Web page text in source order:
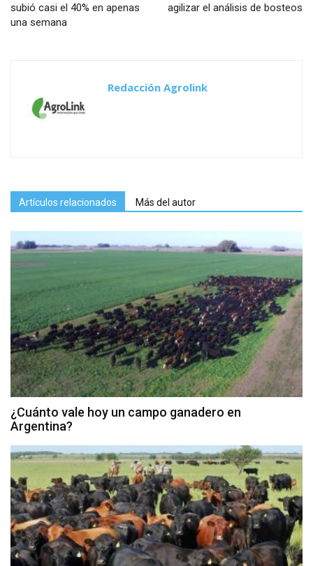
subió casi el 40% en apenas
una semana
agilizar el análisis de bosteos
Redacción Agrolink
Artículos relacionados Más del autor
¿Cuánto vale hoy un campo ganadero en
Argentina?